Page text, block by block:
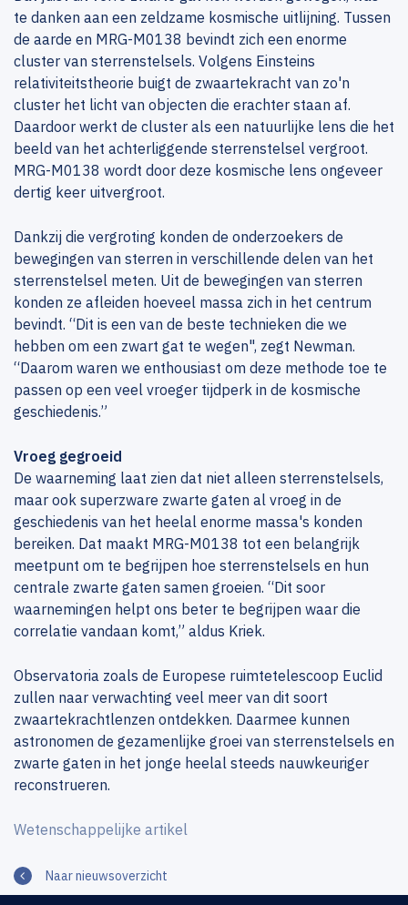
te danken aan een zeldzame kosmische uitlijning. Tussen
de aarde en MRG-M0138 bevindt zich een enorme
cluster van sterrenstelsels. Volgens Einsteins
relativiteitstheorie buigt de zwaartekracht van zo'n
cluster het licht van objecten die erachter staan af.
Daardoor werkt de cluster als een natuurlijke lens die het
beeld van het achterliggende sterrenstelsel vergroot.
MRG-M0138 wordt door deze kosmische lens ongeveer
dertig keer uitvergroot.
Dankzij die vergroting konden de onderzoekers de
bewegingen van sterren in verschillende delen van het
sterrenstelsel meten. Uit de bewegingen van sterren
konden ze afleiden hoeveel massa zich in het centrum
bevindt. “Dit is een van de beste technieken die we
hebben om een zwart gat te wegen", zegt Newman.
“Daarom waren we enthousiast om deze methode toe te
passen op een veel vroeger tijdperk in de kosmische
geschiedenis.”
Vroeg gegroeid
De waarneming laat zien dat niet alleen sterrenstelsels,
maar ook superzware zwarte gaten al vroeg in de
geschiedenis van het heelal enorme massa's konden
bereiken. Dat maakt MRG-M0138 tot een belangrijk
meetpunt om te begrijpen hoe sterrenstelsels en hun
centrale zwarte gaten samen groeien. “Dit soor
waarnemingen helpt ons beter te begrijpen waar die
correlatie vandaan komt,” aldus Kriek.
Observatoria zoals de Europese ruimtetelescoop Euclid
zullen naar verwachting veel meer van dit soort
zwaartekrachtlenzen ontdekken. Daarmee kunnen
astronomen de gezamenlijke groei van sterrenstelsels en
zwarte gaten in het jonge heelal steeds nauwkeuriger
reconstrueren.
Wetenschappelijke artikel
Naar nieuwsoverzicht